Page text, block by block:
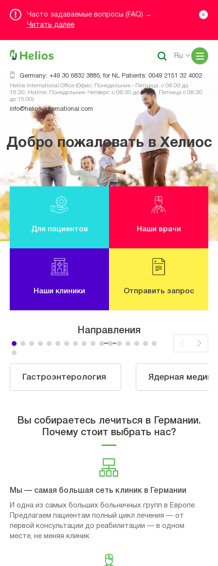
Часто задаваемые вопросы (FAQ) →
Читать далее
Germany: +49 30 6832 3885, for NL Patients: 0049 2151 32 4002
Helios International Office (Офис: Понедельник - Пятница: с 08.00 до
16.30; Hotline: Понедельник -Четверг: с 08.30 до 16.00, Пятница с 08.30
до 15.00)
info@helios-international.com
Ru
Добро пожаловать в Хелиос
Для пациентов Наши врачи
Наши клиники Отправить запрос
Направления
Гастроэнтерология Ядерная
Вы собираетесь лечиться в Германии.
Почему стоит выбрать нас?
Мы — самая большая сеть клиник в Германии
И одна из самых больших больничных групп в Европе.
Предлагаем пациентам полный цикл лечения — от
первой консультации до реабилитации — в одном
месте, не меняя клиник